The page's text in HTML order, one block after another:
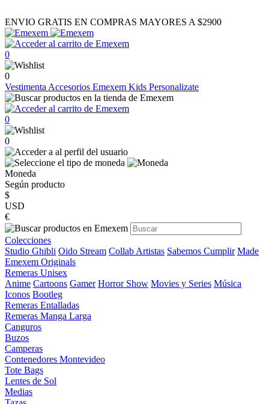
ENVIO GRATIS EN COMPRAS MAYORES A $2900
0
0
Vestimenta Accesorios Emexem Kids Personalizate
0
0
Moneda
Según producto
$
USD
€
Colecciones
Studio Ghibli Oido Stream Collab Artistas Sabemos Cumplir Made
Emexem Originals
Remeras Unisex
Anime Cartoons Gamer Horror Show Movies y Series Música
Iconos Bootleg
Remeras Entalladas
Remeras Manga Larga
Canguros
Buzos
Camperas
Contenedores Montevideo
Tote Bags
Lentes de Sol
Medias